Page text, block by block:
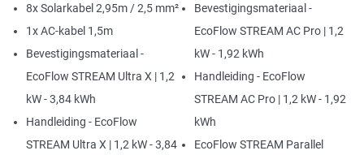
blijft voor later. De Stream AC Pro versterkt de AC-kant van het
systeem. Doordat je twee units inzet die als één set samenwerken,
ontstaat een stabielere basis voor het voeden van apparaten, het
Qua vermogen levert elke unit 1200 W. Als gekoppelde set kom je uit
voorzien via de AC-uitgangen. Terugleveren via het stopcontact kan
8x Solarkabel 2,95m / 2,5 mm²
1x AC-kabel 1,5m
Bevestigingsmateriaal -
EcoFlow STREAM Ultra X | 1,2
kW - 3,84 kWh
Handleiding - EcoFlow
STREAM Ultra X | 1,2 kW - 3,84
Bevestigingsmateriaal -
EcoFlow STREAM AC Pro | 1,2
kW - 1,92 kWh
Handleiding - EcoFlow
STREAM AC Pro | 1,2 kW - 1,92
kWh
EcoFlow STREAM Parallel